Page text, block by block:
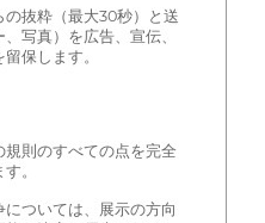
抜粋（最大30秒）と送
写真）を広告、宣伝、
保します。
則のすべての点を完全
。
ついては、展示の方向